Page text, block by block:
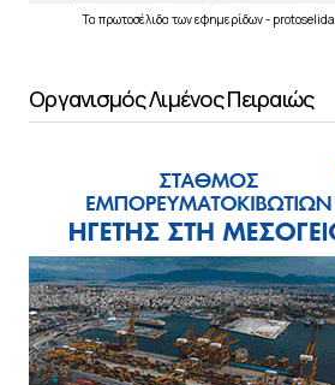
Τα πρωτοσέλιδα τωνεφημερίδων- protoselida
Οργανισμός Λιμένος Πειραιώς